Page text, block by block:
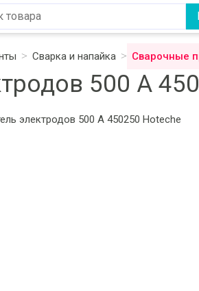
Сварка и напайка Сварочные
500 А